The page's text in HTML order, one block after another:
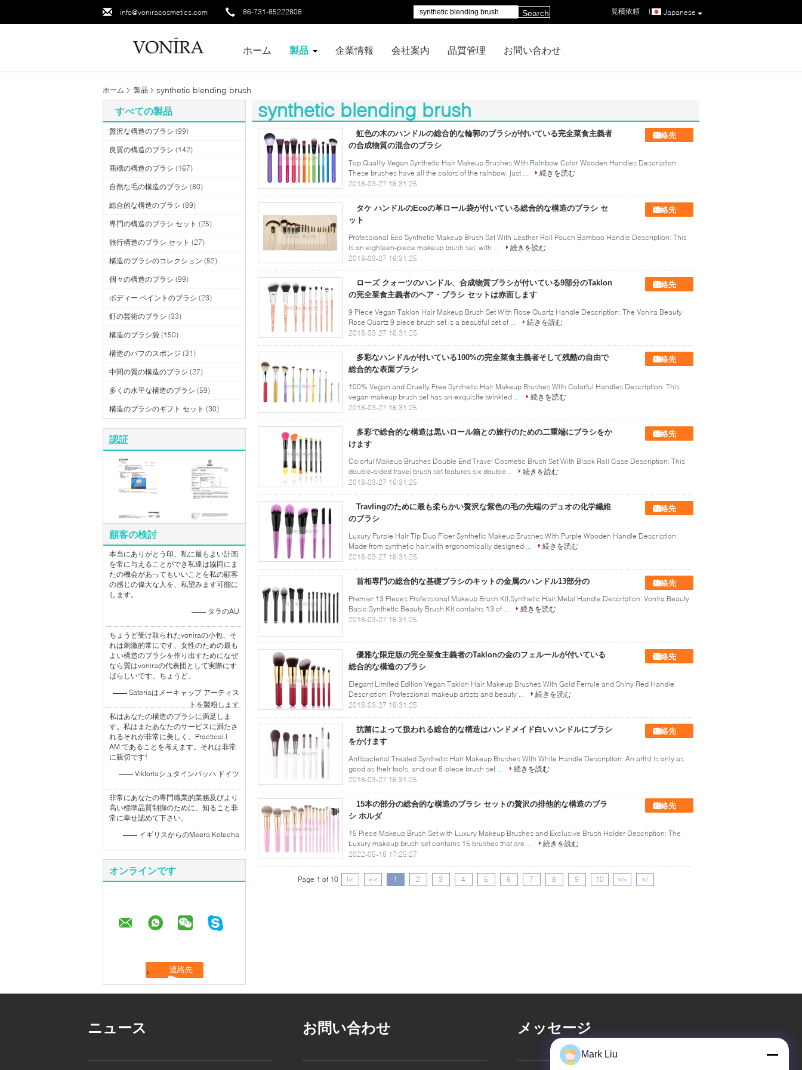
info@voniracosmetics.com 86-731-85222808 Japanese
見積依頼 |
Search
ホーム 製品 企業情報 会社案内 品質管理 お問い合わせ
ホーム 製品 synthetic blending brush
すべての製品
贅沢な構造のブラシ (99)
良質の構造のブラシ (142)
商標の構造のブラシ (167)
自然な毛の構造のブラシ (80)
総合的な構造のブラシ (89)
専門の構造のブラシ セット (25)
旅行構造のブラシ セット (27)
構造のブラシのコレクション (52)
個々の構造のブラシ (99)
ボディー ペイントのブラシ (23)
釘の芸術のブラシ (33)
構造のブラシ袋 (150)
構造のパフのスポンジ (31)
中間の質の構造のブラシ (27)
多くの水平な構造のブラシ (59)
構造のブラシのギフト セット (30)
認証
顧客の検討
本当にありがとう印、私に最もよい計画
を常に与えることができ私達は協同にま
たの機会があってもいいことを私の顧客
の感じの偉大な人を、私望みます可能に
します。
—— タラのAU
ちょうど受け取られたvoniraの小包、そ
れは刺激的常にです、女性のための最も
よい構造のブラシを作り出すためになぜ
なら質はvoniraの代表団として実際にす
ばらしいです、ちょうど。
—— Sateriaはメーキャップ アーティス
トを製粉します
私はあなたの構造のブラシに満足しま
す。私はまたあなたのサービスに満たさ
れるそれが非常に美しく、Practical.I
AM であることを考えます。それは非常
に親切です!
—— Viktoriaシュタインバッハ ドイツ
非常にあなたの専門職業的業務及びより
高い標準品質制御のために、知ること非
常に幸せ認めて下さい。
—— イギリスからのMeera Kotecha
オンラインです
synthetic blending brush
(100)
虹色の木のハンドルの総合的な輪郭のブラシが付いている完全菜食主義者
の合成物質の混合のブラシ
連絡先
Top Quality Vegan Synthetic Hair Makeup Brushes With Rainbow Color Wooden Handles Description:
These brushes have all the colors of the rainbow, just ...
続きを読む
2018-03-27 16:31:25
タケ ハンドルのEcoの革ロール袋が付いている総合的な構造のブラシ セ
ット
連絡先
Professional Eco Synthetic Makeup Brush Set With Leather Roll Pouch,Bamboo Handle Description: This
is an eighteen-piece makeup brush set, with ...
続きを読む
2018-03-27 16:31:25
ローズ クォーツのハンドル、合成物質ブラシが付いている9部分のTaklon
の完全菜食主義者のヘア・ブラシ セットは赤面します
連絡先
9 Piece Vegan Taklon Hair Makeup Brush Set With Rose Quartz Handle Description: The Vonira Beauty
Rose Quartz 9 piece brush set is a beautiful set of ...
続きを読む
2018-03-27 16:31:25
多彩なハンドルが付いている100%の完全菜食主義者そして残酷の自由で
総合的な表面ブラシ
連絡先
100% Vegan and Cruelty Free Synthetic Hair Makeup Brushes With Colorful Handles Description: This
vegan makeup brush set has an exquisite twinkled ...
続きを読む
2018-03-27 16:31:25
多彩で総合的な構造は黒いロール箱との旅行のための二重端にブラシをか
けます
連絡先
Colorful Makeup Brushes Double End Travel Cosmetic Brush Set With Black Roll Case Description: This
double-sided travel brush set features six double...
続きを読む
2018-03-27 16:31:25
Travlingのために最も柔らかい贅沢な紫色の毛の先端のデュオの化学繊維
のブラシ
連絡先
Luxury Purple Hair Tip Duo Fiber Synthetic Makeup Brushes With Purple Wooden Handle Description:
Made from synthetic hair,with ergonomically designed ...
続きを読む
2018-03-27 16:31:25
首相専門の総合的な基礎ブラシのキットの金属のハンドル13部分の
連絡先
Premier 13 Pieces Professional Makeup Brush Kit,Synthetic Hair,Metal Handle Description: Vonira Beauty
Basic Synthetic Beauty Brush Kit contains 13 of ...
続きを読む
2018-03-27 16:31:25
優雅な限定版の完全菜食主義者のTaklonの金のフェルールが付いている
総合的な構造のブラシ
連絡先
Elegant Limited Edition Vegan Taklon Hair Makeup Brushes With Gold Ferrule and Shiny Red Handle
Description: Professional makeup artists and beauty ...
続きを読む
2018-03-27 16:31:25
抗菌によって扱われる総合的な構造はハンドメイド白いハンドルにブラシ
をかけます
連絡先
Antibacterial Treated Synthetic Hair Makeup Brushes With White Handle Description: An artist is only as
good as their tools, and our 8-piece brush set ...
続きを読む
2018-03-27 16:31:25
15本の部分の総合的な構造のブラシ セットの贅沢の排他的な構造のブラ
シ ホルダ
連絡先
15 Piece Makeup Brush Set with Luxury Makeup Brushes and Exclusive Brush Holder Description: The
Luxury makeup brush set contains 15 brushes that are ...
続きを読む
2022-05-18 17:25:27
Page 1 of 10 |< << 1 2 3 4 5 6 7 8 9 10 >> >|
ニュース お問い合わせ メッセージ
Mark Liu